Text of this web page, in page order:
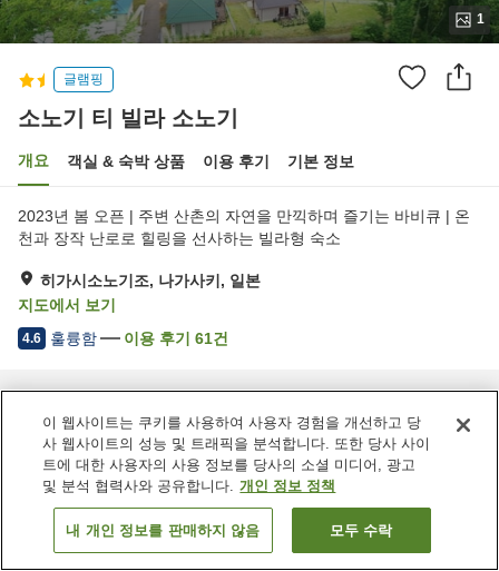
1
글램핑
소노기 티 빌라 소노기
개요 객실 & 숙박 상품 이용 후기 기본 정보
2023년 봄 오픈 | 주변 산촌의 자연을 만끽하며 즐기는 바비큐 | 온
천과 장작 난로로 힐링을 선사하는 빌라형 숙소
히가시소노기조, 나가사키, 일본
지도에서 보기
4.6 훌륭함 이용 후기 61건
객실 보기
이 웹사이트는 쿠키를 사용하여 사용자 경험을 개선하고 당
사 웹사이트의 성능 및 트래픽을 분석합니다. 또한 당사 사이
트에 대한 사용자의 사용 정보를 당사의 소셜 미디어, 광고
및 분석 협력사와 공유합니다. 개인 정보 정책
내 개인 정보를 판매하지 않음 모두 수락